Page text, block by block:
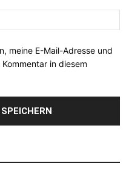
meine E-Mail-Adresse und
in diesem